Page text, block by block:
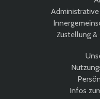
Administrative
Zustellung
Infos